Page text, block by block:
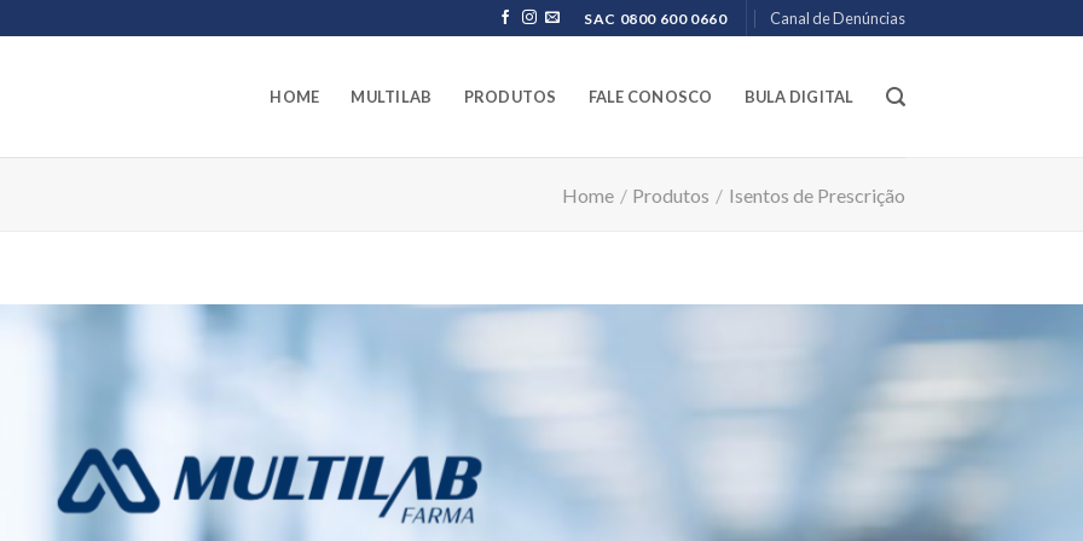
SAC 0800 600 0660 Canal de Denúncias
HOME MULTILAB PRODUTOS FALE CONOSCO BULA DIGITAL
Home / Produtos / Isentos de Prescrição